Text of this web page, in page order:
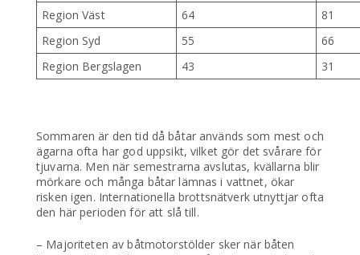
Region Väst
64
81
Region Syd
55
66
Region Bergslagen
43 31
Sommaren är den tid då båtar används som mest och
ägarna ofta har god uppsikt, vilket gör det svårare för
tjuvarna. Men när semestrarna avslutas, kvällarna blir
mörkare och många båtar lämnas i vattnet, ökar
risken igen. Internationella brottsnätverk utnyttjar ofta
den här perioden för att slå till.
– Majoriteten av båtmotorstölder sker när båten